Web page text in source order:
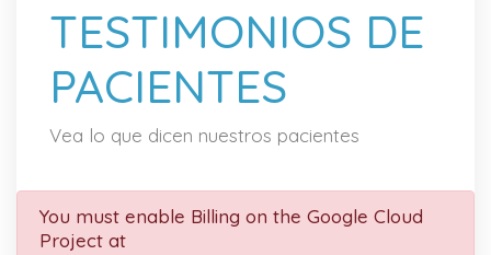
TESTIMONIOS DE
PACIENTES
Vea lo que dicen nuestros pacientes
You must enable Billing on the Google Cloud
Project at